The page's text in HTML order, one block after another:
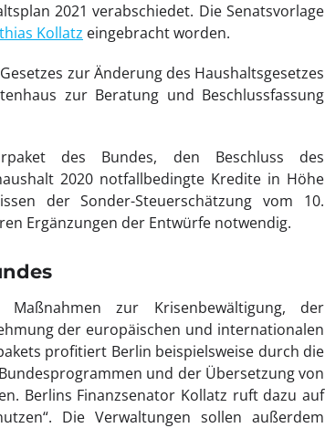
2021 verabschiedet. Die Senatsvorlage
Kollatz eingebracht worden.
zur Änderung des Haushaltsgesetzes
zur Beratung und Beschlussfassung
des Bundes, den Beschluss des
2020 notfallbedingte Kredite in Höhe
der Sonder-Steuerschätzung vom 10.
Ergänzungen der Entwürfe notwendig.
zur Krisenbewältigung, der
der europäischen und internationalen
profitiert Berlin beispielsweise durch die
und der Übersetzung von
Berlins Finanzsenator Kollatz ruft dazu auf
Die Verwaltungen sollen außerdem